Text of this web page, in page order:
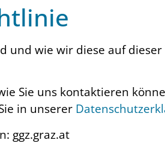
und wie wir diese auf
Sie uns kontaktieren
in unserer
ggz.graz.at